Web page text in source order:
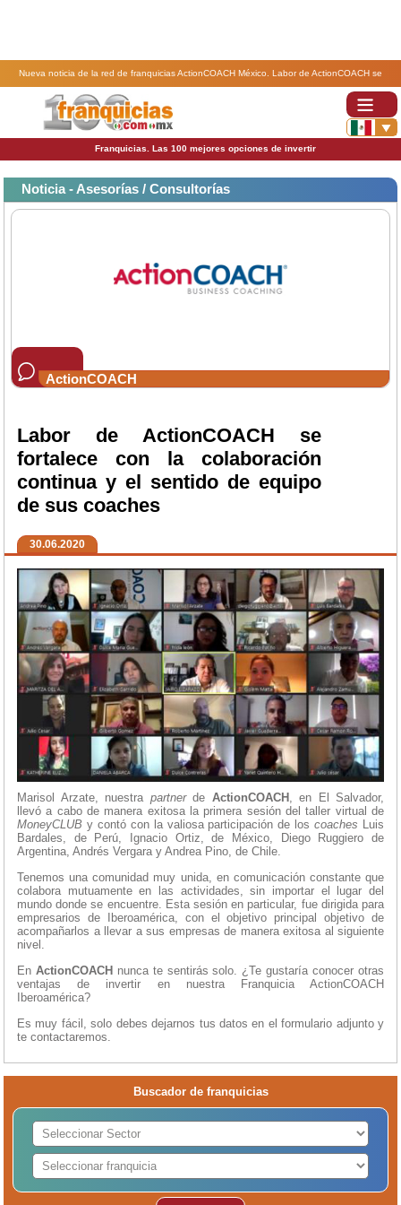
Nueva noticia de la red de franquicias ActionCOACH México. Labor de ActionCOACH se
fortalece con la colaboración continua y el sentido de equipo de sus coaches.
Franquicias. Las 100 mejores opciones de invertir
Noticia - Asesorías / Consultorías
ActionCOACH
Labor de ActionCOACH se
fortalece con la colaboración
continua y el sentido de equipo
de sus coaches
30.06.2020
Marisol Arzate, nuestra partnerde ActionCOACH , en El Salvador,
llevó a cabo de manera exitosa la primera sesión del taller virtual de
MoneyCLUB y contó con la valiosa participación de loscoaches Luis
Bardales, de Perú, Ignacio Ortiz, de México, Diego Ruggiero de
Argentina, Andrés Vergara y Andrea Pino, de Chile.
Tenemos una comunidad muy unida, en comunicación constante que
colabora mutuamente en las actividades, sin importar el lugar del
mundo donde se encuentre. Esta sesión en particular, fue dirigida para
empresarios de Iberoamérica, con el objetivo principal objetivo de
acompañarlos a llevar a sus empresas de manera exitosa al siguiente
nivel.
En ActionCOACH nunca te sentirás solo. ¿Te gustaría conocer otras
ventajas de invertir en nuestra Franquicia ActionCOACH
Iberoamérica?
Es muy fácil, solo debes dejarnos tus datos en el formulario adjunto y
te contactaremos.
Buscador de franquicias